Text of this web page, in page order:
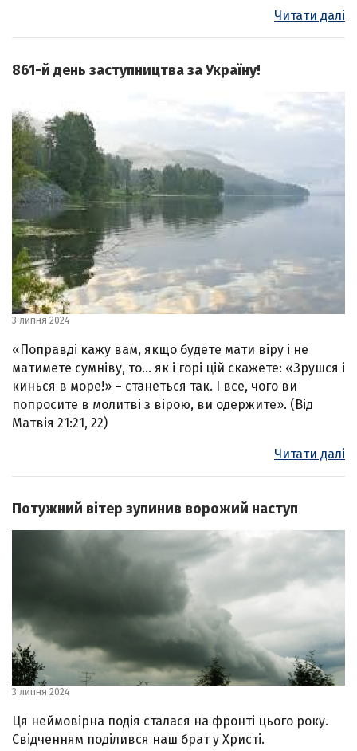
Читати далі
861-й день заступництва за Україну!
3 липня 2024
«Поправді кажу вам, якщо будете мати віру і не
матимете сумніву, то… як і горі цій скажете: «Зрушся і
кинься в море!» – станеться так. І все, чого ви
попросите в молитві з вірою, ви одержите». (Від
Матвія 21:21, 22)
Читати далі
Потужний вітер зупинив ворожий наступ
3 липня 2024
Ця неймовірна подія сталася на фронті цього року.
Свідченням поділився наш брат у Христі.